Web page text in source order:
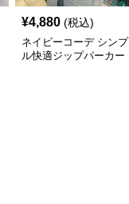
¥4,880 (税込)
ネイビーコーデ シンプ
ル快適ジップパーカー